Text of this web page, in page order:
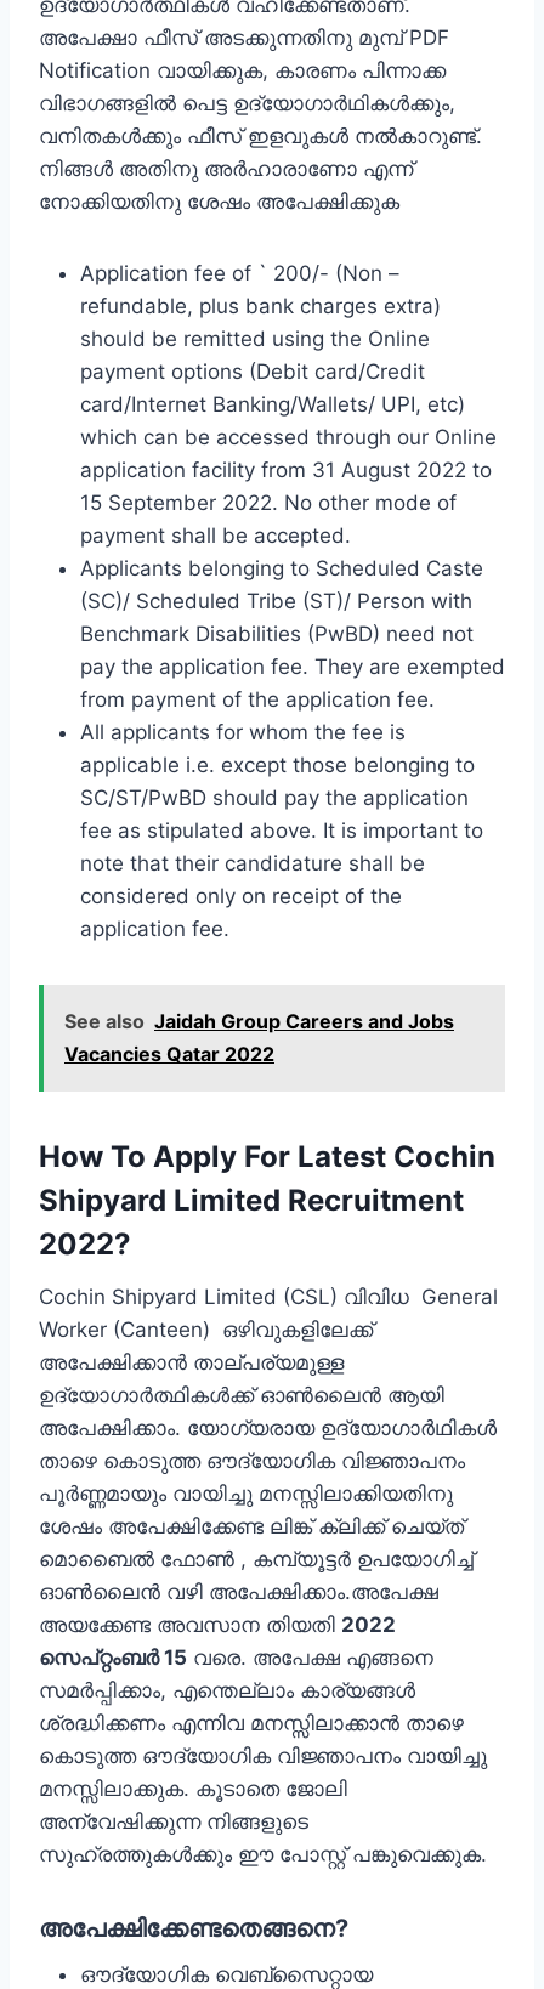
ഉദ്യോഗാര്‍ത്ഥികള്‍ വഹിക്കേണ്ടതാണ്.
അപേക്ഷാ ഫീസ്‌ അടക്കുന്നതിനു മുമ്പ് PDF
Notification വായിക്കുക, കാരണം പിന്നാക്ക
വിഭാഗങ്ങളില്‍ പെട്ട ഉദ്യോഗാര്‍ഥികള്‍ക്കും,
വനിതകള്‍ക്കും ഫീസ്‌ ഇളവുകള്‍ നല്‍കാറുണ്ട്.
നിങ്ങള്‍ അതിനു അര്‍ഹാരാണോ എന്ന്
നോക്കിയതിനു ശേഷം അപേക്ഷിക്കുക
Application fee of ` 200/- (Non –
refundable, plus bank charges extra)
should be remitted using the Online
payment options (Debit card/Credit
card/Internet Banking/Wallets/ UPI, etc)
which can be accessed through our Online
application facility from 31 August 2022 to
15 September 2022. No other mode of
payment shall be accepted.
Applicants belonging to Scheduled Caste
(SC)/ Scheduled Tribe (ST)/ Person with
Benchmark Disabilities (PwBD) need not
pay the application fee. They are exempted
from payment of the application fee.
All applicants for whom the fee is
applicable i.e. except those belonging to
SC/ST/PwBD should pay the application
fee as stipulated above. It is important to
note that their candidature shall be
considered only on receipt of the
application fee.
See also Jaidah Group Careers and Jobs
Vacancies Qatar 2022
How To Apply For Latest Cochin
Shipyard Limited Recruitment
2022?
Cochin Shipyard Limited (CSL) വിവിധ General
Worker (Canteen) ഒഴിവുകളിലേക്ക്
അപേക്ഷിക്കാന്‍ താല്പര്യമുള്ള
ഉദ്യോഗാര്‍ത്ഥികള്‍ക്ക് ഓണ്‍ലൈന്‍ ആയി
അപേക്ഷിക്കാം. യോഗ്യരായ ഉദ്യോഗാര്‍ഥികള്‍
താഴെ കൊടുത്ത ഔദ്യോഗിക വിജ്ഞാപനം
പൂര്‍ണ്ണമായും വായിച്ചു മനസ്സിലാക്കിയതിനു
ശേഷം അപേക്ഷിക്കേണ്ട ലിങ്ക് ക്ലിക്ക് ചെയ്ത്
മൊബൈല്‍ ഫോണ്‍ , കമ്പ്യൂട്ടര്‍ ഉപയോഗിച്ച്
ഓണ്‍ലൈന്‍ വഴി അപേക്ഷിക്കാം.അപേക്ഷ
അയക്കേണ്ട അവസാന തിയതി 2022
സെപ്റ്റംബര്‍ 15 വരെ. അപേക്ഷ എങ്ങനെ
സമര്‍പ്പിക്കാം, എന്തെല്ലാം കാര്യങ്ങള്‍
ശ്രദ്ധിക്കണം എന്നിവ മനസ്സിലാക്കാന്‍ താഴെ
കൊടുത്ത ഔദ്യോഗിക വിജ്ഞാപനം വായിച്ചു
മനസ്സിലാക്കുക. കൂടാതെ ജോലി
അന്വേഷിക്കുന്ന നിങ്ങളുടെ
സുഹ്രത്തുകള്‍ക്കും ഈ പോസ്റ്റ് പങ്കുവെക്കുക.
അപേക്ഷിക്കേണ്ടതെങ്ങനെ?
ഔദ്യോ​ഗിക വെബ്സൈറ്റായ